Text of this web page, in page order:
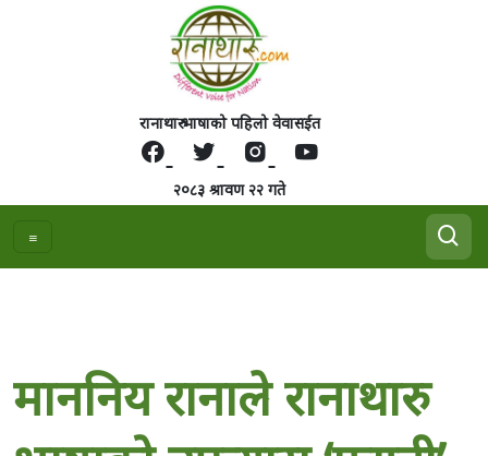
रानाथारु भाषाको पहिलो वेवासईत
२०८३ श्रावण २२ गते
माननिय रानाले रानाथारु